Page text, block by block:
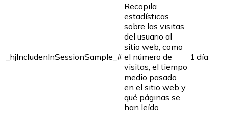
_hjIncludenInSessionSample_#
Recopila
estadísticas
sobre las visitas
del usuario al
sitio web, como
el número de
visitas, el tiempo
medio pasado
en el sitio web y
qué páginas se
han leído
1 día